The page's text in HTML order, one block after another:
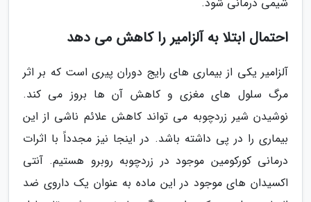
احتمال ابتلا به آلزامیر را کاهش می دهد
آلزامیر یکی از بیماری های رایج دوران پیری است که بر اثر
مرگ سلول های مغزی و کاهش آن ها بروز می کند.
نوشیدن شیر زردچوبه می تواند کاهش علائم ناشی از این
بیماری را در پی داشته باشد. در اینجا نیز مجدداً با اثرات
درمانی کورکومین موجود در زردچوبه روبرو هستیم. آنتی
اکسیدان های موجود در این ماده به عنوان یک داروی ضد